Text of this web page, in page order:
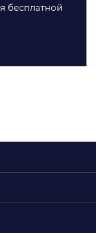
бесплатной